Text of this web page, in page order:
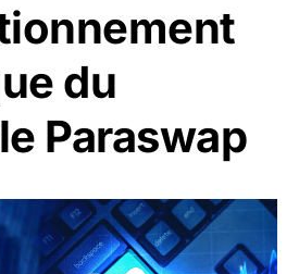
du
Paraswap